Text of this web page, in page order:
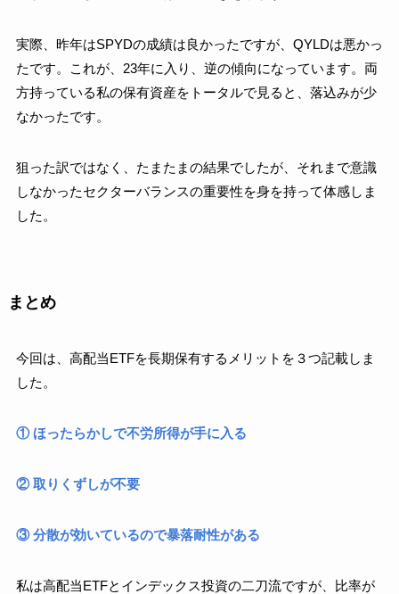
実際、昨年はSPYDの成績は良かったですが、QYLDは悪かっ
たです。これが、23年に入り、逆の傾向になっています。両
方持っている私の保有資産をトータルで見ると、落込みが少
なかったです。
狙った訳ではなく、たまたまの結果でしたが、それまで意識
しなかったセクターバランスの重要性を身を持って体感しま
した。
まとめ
今回は、高配当ETFを長期保有するメリットを３つ記載しま
した。
① ほったらかしで不労所得が手に入る
② 取りくずしが不要
③ 分散が効いているので暴落耐性がある
私は高配当ETFとインデックス投資の二刀流ですが、比率が